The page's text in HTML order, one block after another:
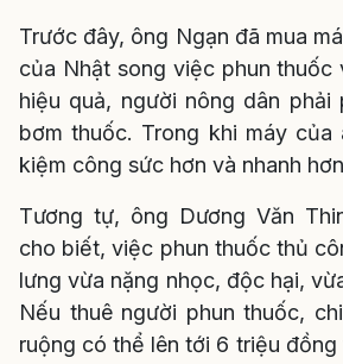
Trước đây, ông Ngạn đã mua
của Nhật song việc phun thuốc
hiệu quả, người nông dân phải
bơm thuốc. Trong khi máy
kiệm công sức hơn và nhanh
Tương tự, ông Dương Văn
cho biết, việc phun thuốc thủ
lưng vừa nặng nhọc, độc hại,
Nếu thuê người phun thuốc,
ruộng có thể lên tới 6 triệu